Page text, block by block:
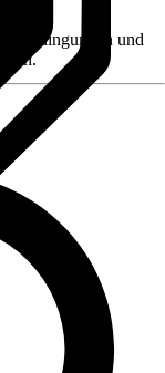
und